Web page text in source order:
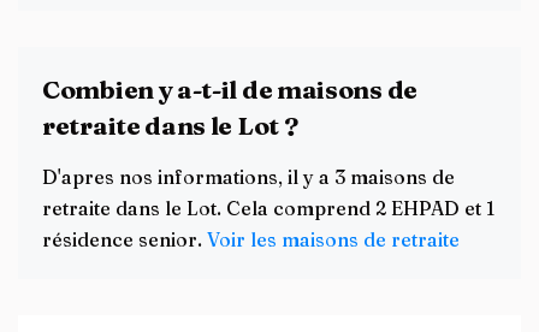
Combien y a-t-il de maisons de
retraite dans le Lot ?
D'apres nos informations, il y a 3 maisons de
retraite dans le Lot. Cela comprend 2 EHPAD et 1
résidence senior. Voir les maisons de retraite